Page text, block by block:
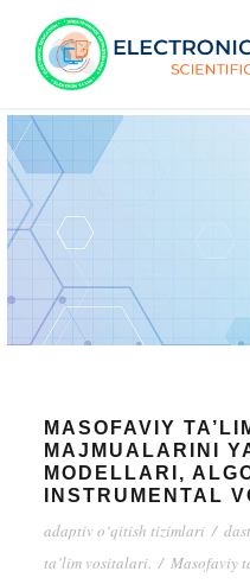
MASOFAVIY
MAJMUALARINI
MODELLARI,
INSTRUMENTAL
adaptiv o‘qitish tizimlari /
ta’lim vositalari. / Masofaviy